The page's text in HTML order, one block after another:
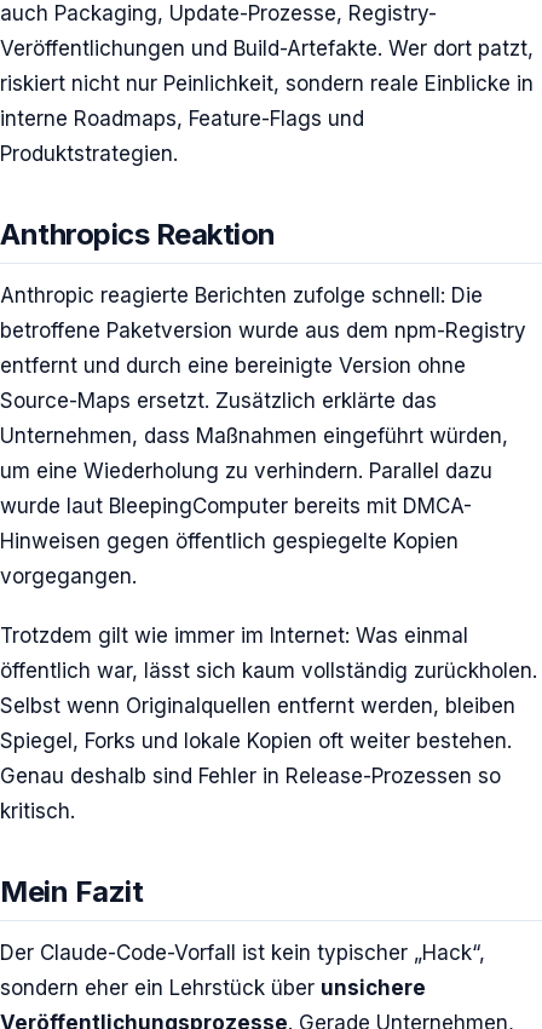
auch Packaging, Update-Prozesse, Registry-
Veröffentlichungen und Build-Artefakte. Wer dort patzt,
riskiert nicht nur Peinlichkeit, sondern reale Einblicke in
interne Roadmaps, Feature-Flags und
Produktstrategien.
Anthropics Reaktion
Anthropic reagierte Berichten zufolge schnell: Die
betroffene Paketversion wurde aus dem npm-Registry
entfernt und durch eine bereinigte Version ohne
Source-Maps ersetzt. Zusätzlich erklärte das
Unternehmen, dass Maßnahmen eingeführt würden,
um eine Wiederholung zu verhindern. Parallel dazu
wurde laut BleepingComputer bereits mit DMCA-
Hinweisen gegen öffentlich gespiegelte Kopien
vorgegangen.
Trotzdem gilt wie immer im Internet: Was einmal
öffentlich war, lässt sich kaum vollständig zurückholen.
Selbst wenn Originalquellen entfernt werden, bleiben
Spiegel, Forks und lokale Kopien oft weiter bestehen.
Genau deshalb sind Fehler in Release-Prozessen so
kritisch.
Mein Fazit
Der Claude-Code-Vorfall ist kein typischer „Hack“,
sondern eher ein Lehrstück über unsichere
Veröffentlichungsprozesse. Gerade Unternehmen,